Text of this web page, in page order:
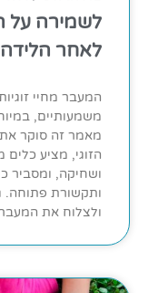
לשמירה על
לאחר הלידה
המעבר מחיי
משמעותיים,
מאמר זה סוקר
הזוגי, מציע כלים
ושחיקה, ומסביר
ותקשורת פתוחה.
ולצלוח את